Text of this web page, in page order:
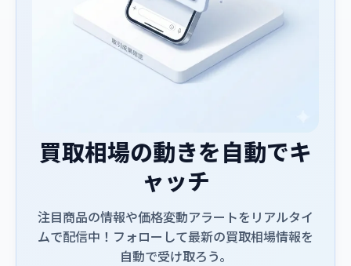
買取相場の動きを自動でキ
ャッチ
注目商品の情報や価格変動アラートをリアルタイ
ムで配信中！フォローして最新の買取相場情報を
自動で受け取ろう。